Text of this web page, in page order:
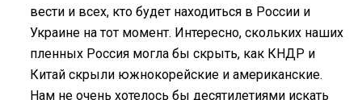
вести и всех, кто будет находиться в России и
Украине на тот момент. Интересно, скольких наших
пленных Россия могла бы скрыть, как КНДР и
Китай скрыли южнокорейские и американские.
Нам не очень хотелось бы десятилетиями искать